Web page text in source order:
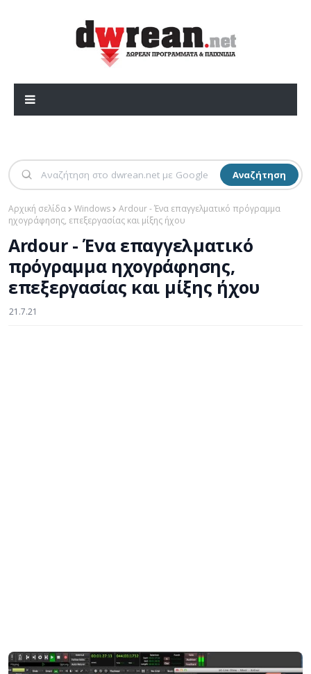
Αναζήτηση
Αρχική σελίδα Windows
Ardour - Ένα επαγγελματικό πρόγραμμα
ηχογράφησης, επεξεργασίας και μίξης ήχου
Ardour - Ένα επαγγελματικό
πρόγραμμα ηχογράφησης,
επεξεργασίας και μίξης ήχου
21.7.21